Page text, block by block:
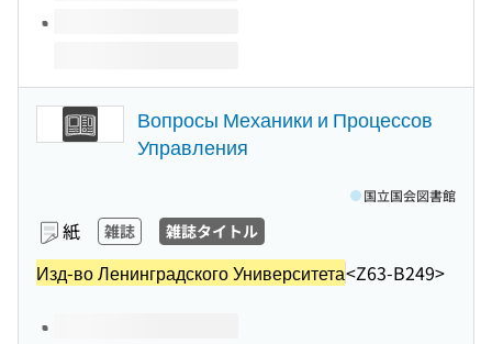
Вопросы Механики и Процессов
Управления
紙 雑誌 雑誌タイトル
Изд-во Ленинградского Университета<Z63-B249>
国立国会図書館
このタイトルの巻号